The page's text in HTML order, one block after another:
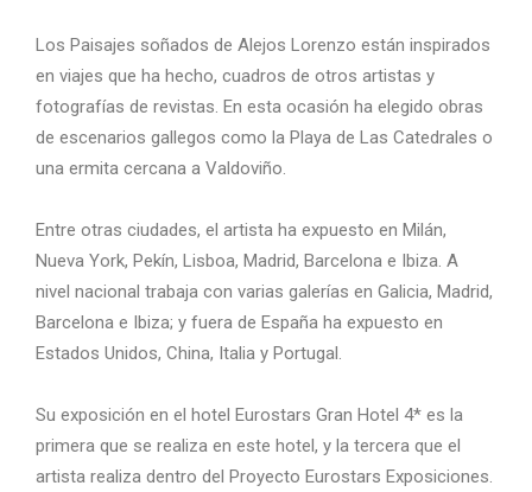
Los Paisajes soñados de Alejos Lorenzo están inspirados
en viajes que ha hecho, cuadros de otros artistas y
fotografías de revistas. En esta ocasión ha elegido obras
de escenarios gallegos como la Playa de Las Catedrales o
una ermita cercana a Valdoviño.
Entre otras ciudades, el artista ha expuesto en Milán,
Nueva York, Pekín, Lisboa, Madrid, Barcelona e Ibiza. A
nivel nacional trabaja con varias galerías en Galicia, Madrid,
Barcelona e Ibiza; y fuera de España ha expuesto en
Estados Unidos, China, Italia y Portugal.
Su exposición en el hotel Eurostars Gran Hotel 4* es la
primera que se realiza en este hotel, y la tercera que el
artista realiza dentro del Proyecto Eurostars Exposiciones.